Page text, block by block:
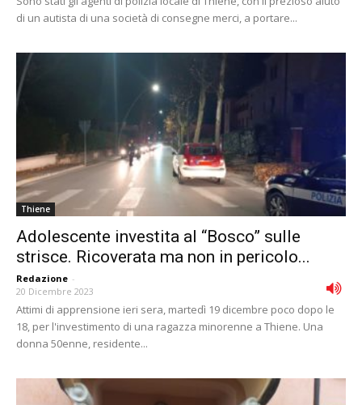
di un autista di una società di consegne merci, a portare...
Thiene
Adolescente investita al “Bosco” sulle
strisce. Ricoverata ma non in pericolo...
Redazione -
20 Dicembre 2023
Attimi di apprensione ieri sera, martedì 19 dicembre poco dopo le
18, per l'investimento di una ragazza minorenne a Thiene. Una
donna 50enne, residente...